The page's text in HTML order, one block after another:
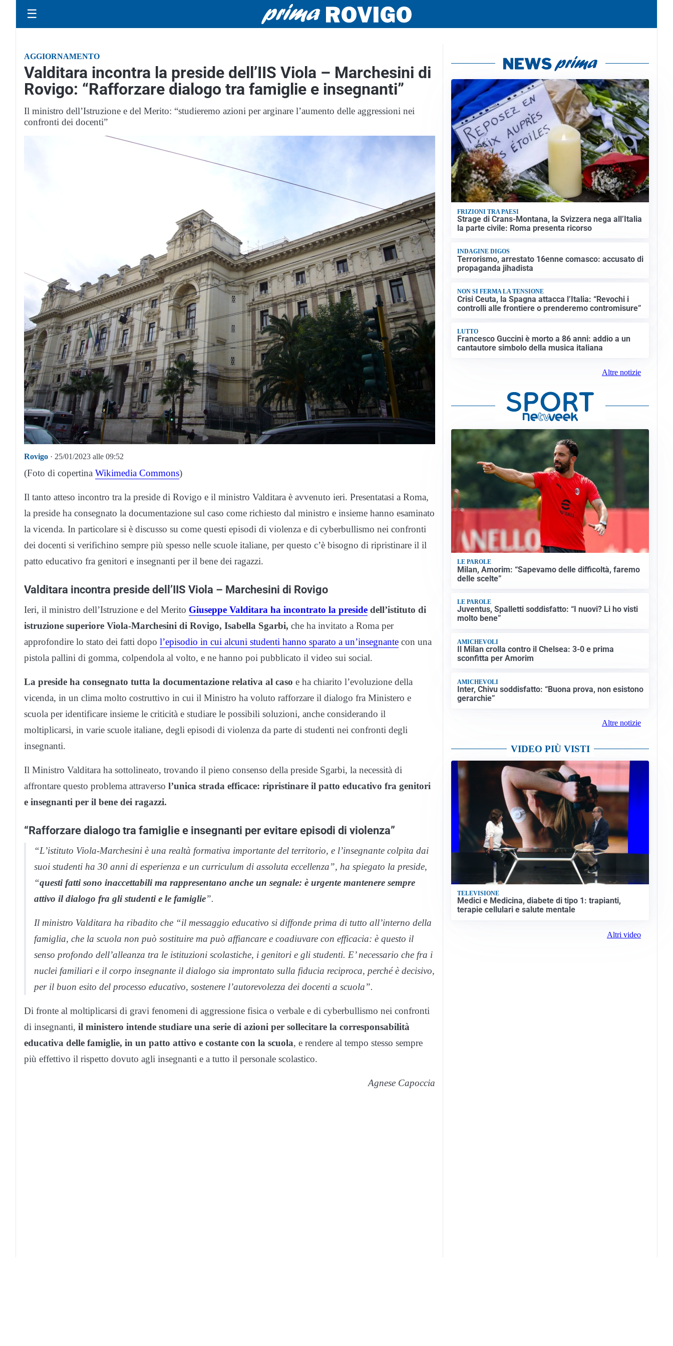
☰
AGGIORNAMENTO
Valditara incontra la preside dell’IIS Viola – Marchesini di
Rovigo: “Rafforzare dialogo tra famiglie e insegnanti”
Il ministro dell’Istruzione e del Merito: “studieremo azioni per arginare l’aumento delle aggressioni nei
confronti dei docenti”
Rovigo · 25/01/2023 alle 09:52
(Foto di copertina Wikimedia Commons)
Il tanto atteso incontro tra la preside di Rovigo e il ministro Valditara è avvenuto ieri. Presentatasi a Roma,
la preside ha consegnato la documentazione sul caso come richiesto dal ministro e insieme hanno esaminato
la vicenda. In particolare si è discusso su come questi episodi di violenza e di cyberbullismo nei confronti
dei docenti si verifichino sempre più spesso nelle scuole italiane, per questo c’è bisogno di ripristinare il il
patto educativo fra genitori e insegnanti per il bene dei ragazzi.
Valditara incontra preside dell’IIS Viola – Marchesini di Rovigo
Ieri, il ministro dell’Istruzione e del Merito Giuseppe Valditara ha incontrato la preside dell’istituto di
istruzione superiore Viola-Marchesini di Rovigo, Isabella Sgarbi, che ha invitato a Roma per
approfondire lo stato dei fatti dopo l’episodio in cui alcuni studenti hanno sparato a un’insegnante con una
pistola pallini di gomma, colpendola al volto, e ne hanno poi pubblicato il video sui social.
La preside ha consegnato tutta la documentazione relativa al caso e ha chiarito l’evoluzione della
vicenda, in un clima molto costruttivo in cui il Ministro ha voluto rafforzare il dialogo fra Ministero e
scuola per identificare insieme le criticità e studiare le possibili soluzioni, anche considerando il
moltiplicarsi, in varie scuole italiane, degli episodi di violenza da parte di studenti nei confronti degli
insegnanti.
Il Ministro Valditara ha sottolineato, trovando il pieno consenso della preside Sgarbi, la necessità di
affrontare questo problema attraverso l’unica strada efficace: ripristinare il patto educativo fra genitori
e insegnanti per il bene dei ragazzi.
“Rafforzare dialogo tra famiglie e insegnanti per evitare episodi di violenza”
“L’istituto Viola-Marchesini è una realtà formativa importante del territorio, e l’insegnante colpita dai
suoi studenti ha 30 anni di esperienza e un curriculum di assoluta eccellenza”, ha spiegato la preside,
“questi fatti sono inaccettabili ma rappresentano anche un segnale: è urgente mantenere sempre
attivo il dialogo fra gli studenti e le famiglie”.
Il ministro Valditara ha ribadito che “il messaggio educativo si diffonde prima di tutto all’interno della
famiglia, che la scuola non può sostituire ma può affiancare e coadiuvare con efficacia: è questo il
senso profondo dell’alleanza tra le istituzioni scolastiche, i genitori e gli studenti. E’ necessario che fra i
nuclei familiari e il corpo insegnante il dialogo sia improntato sulla fiducia reciproca, perché è decisivo,
per il buon esito del processo educativo, sostenere l’autorevolezza dei docenti a scuola”.
Di fronte al moltiplicarsi di gravi fenomeni di aggressione fisica o verbale e di cyberbullismo nei confronti
di insegnanti, il ministero intende studiare una serie di azioni per sollecitare la corresponsabilità
educativa delle famiglie, in un patto attivo e costante con la scuola, e rendere al tempo stesso sempre
più effettivo il rispetto dovuto agli insegnanti e a tutto il personale scolastico.
Agnese Capoccia
FRIZIONI TRA PAESI
Strage di Crans-Montana, la Svizzera nega all’Italia
la parte civile: Roma presenta ricorso
INDAGINE DIGOS
Terrorismo, arrestato 16enne comasco: accusato di
propaganda jihadista
NON SI FERMA LA TENSIONE
Crisi Ceuta, la Spagna attacca l’Italia: “Revochi i
controlli alle frontiere o prenderemo contromisure”
LUTTO
Francesco Guccini è morto a 86 anni: addio a un
cantautore simbolo della musica italiana
Altre notizie
LE PAROLE
Milan, Amorim: “Sapevamo delle difficoltà, faremo
delle scelte”
LE PAROLE
Juventus, Spalletti soddisfatto: “I nuovi? Li ho visti
molto bene”
AMICHEVOLI
Il Milan crolla contro il Chelsea: 3-0 e prima
sconfitta per Amorim
AMICHEVOLI
Inter, Chivu soddisfatto: “Buona prova, non esistono
gerarchie”
Altre notizie
VIDEO PIÙ VISTI
TELEVISIONE
Medici e Medicina, diabete di tipo 1: trapianti,
terapie cellulari e salute mentale
Altri video